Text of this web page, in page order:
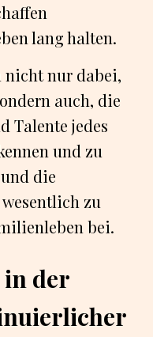
lang halten.
nicht nur dabei,
auch, die
Talente jedes
und zu
die
zu
bei.
der